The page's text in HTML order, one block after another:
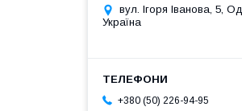
вул. Ігоря Іванова, 5,
Україна
+380 (50) 226-94-95